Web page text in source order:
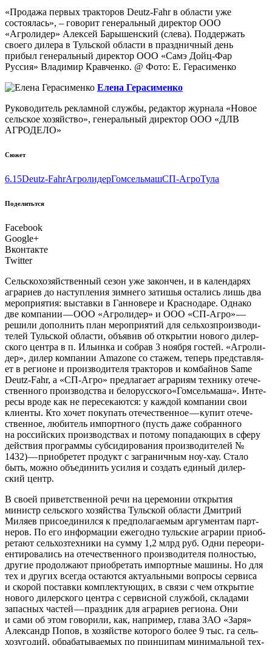
«Продажа первых тракторов Deutz-Fahr в области уже
состоялась», – говорит генеральный директор ООО
«Агролидер» Алексей Барышенский (слева). Поддержать
своего дилера в Тульской области в праздничный день
прибыл генеральный директор ООО «Самэ Дойц-Фар
Руссия» Владимир Кравченко. @ Фото: Е. Герасименко
Елена Герасименко
Руководитель рекламной службы, редактор журнала «Новое
сельское хозяйство», генеральный директор OOO «ДЛВ
АГРОДЕЛО»
Сюжет
6.15Deutz-FahrАгролидерГомсельмашСП-АгроТула
Поделитьтся
Facebook
Google+
Вконтакте
Twitter
Сель­ско­хо­зяй­ствен­ный сезон уже закон­чен, и в кален­да­рях
агра­ри­ев до наступ­ле­ния зим­не­го зати­шья оста­лись лишь два
меро­при­я­тия: выстав­ки в Ган­но­ве­ре и Крас­но­да­ре. Одна­ко
две ком­па­нии — ООО «Агро­ли­дер» и ООО «СП-Агро» —
реши­ли допол­нить план меро­при­я­тий для сель­хоз­про­из­во­ди­
те­лей Туль­ской обла­сти, объ­явив об откры­тии ново­го дилер­
ско­го цен­тра в п. Ильин­ка и собрав 3 нояб­ря гостей. «Агро­ли­
дер», дилер ком­па­нии Amazone со ста­жем, теперь пред­став­ля­
ет в реги­оне и про­из­во­ди­те­ля трак­то­ров и ком­бай­нов Same
Deutz-Fahr, а «СП-Агро» пред­ла­га­ет агра­ри­ям тех­ни­ку оте­че­
ствен­но­го про­из­вод­ства и белорусского«Гомсельмаша». Инте­
ре­сы вро­де как не пере­се­ка­ют­ся: у каж­дой ком­па­нии свои
кли­ен­ты. Кто хочет поку­пать оте­че­ствен­ное — купит оте­че­
ствен­ное, люби­тель импорт­но­го (пусть даже собран­но­го
на рос­сий­ских про­из­вод­ствах и пото­му попа­да­ю­щих в сфе­ру
дей­ствия про­грам­мы суб­си­ди­ро­ва­ния про­из­во­ди­те­лей №
1432) — при­об­ре­тет про­дукт с загра­нич­ным ноу-хау. Ста­ло
быть, мож­но объ­еди­нить уси­лия и создать еди­ный дилер­
ский центр.
В сво­ей при­вет­ствен­ной речи на цере­мо­нии откры­тия
министр сель­ско­го хозяй­ства Туль­ской обла­сти Дмит­рий
Миля­ев при­со­еди­нил­ся к пред­по­ла­га­е­мым аргу­мен­там парт­
не­ров. По его инфор­ма­ции еже­год­но туль­ские агра­рии при­об­
ре­та­ют сель­хоз­тех­ни­ки на сум­му 1,2 млрд руб. Одни пере­ори­
ен­ти­ро­ва­лись на оте­че­ствен­но­го про­из­во­ди­те­ля пол­но­стью,
дру­гие про­дол­жа­ют при­об­ре­тать импорт­ные маши­ны. Но для
тех и дру­гих все­гда оста­ют­ся акту­аль­ны­ми вопро­сы сер­ви­са
и ско­рой постав­ки ком­плек­ту­ю­щих, в свя­зи с чем откры­тие
ново­го дилер­ско­го цен­тра с сер­вис­ной служ­бой, скла­да­ми
запас­ных частей — празд­ник для агра­ри­ев реги­о­на. Они
и сами об этом гово­ри­ли, как, напри­мер, гла­ва ЗАО «Заря»
Алек­сандр Попов, в хозяй­стве кото­ро­го более 9 тыс. га сель­
хоз­уго­дий, обра­ба­ты­ва­е­мых по прин­ци­пам мини­маль­ной тех­